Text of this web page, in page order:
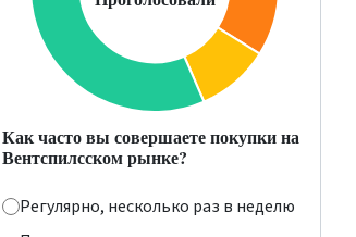
Как часто вы совершаете покупки на
Вентспилсском рынке?
Регулярно, несколько раз в неделю